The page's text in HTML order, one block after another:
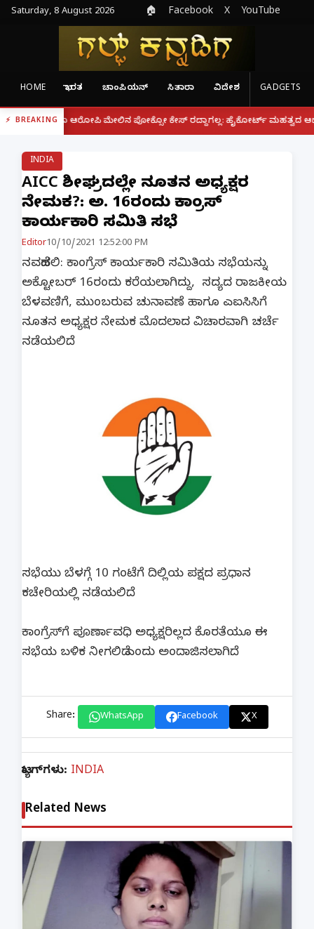
Saturday, 8 August 2026 🏠 Facebook X YouTube
HOME ಭಾರತ ಚಾಂಪಿಯನ್ ಸಿತಾರಾ ವಿದೇಶ GADGETS
BREAKING
ಆರೋಪಿ ಮೇಲಿನ ಪೋಕ್ಸೋ ಕೇಸ್ ರದ್ದಾಗಲ್ಲ: ಹೈಕೋರ್ಟ್ ಮಹತ್ವದ ಆದೇಶ |
INDIA
AICCಗೆ ಶೀಘ್ರದಲ್ಲೇ ನೂತನ ಅಧ್ಯಕ್ಷರ
ನೇಮಕ?: ಅ. 16ರಂದು ಕಾಂಗ್ರೆಸ್
ಕಾರ್ಯಕಾರಿ ಸಮಿತಿ ಸಭೆ
Editor10/10/2021 12:52:00 PM
ನವದೆಹಲಿ: ಕಾಂಗ್ರೆಸ್ ಕಾರ್ಯಕಾರಿ ಸಮಿತಿಯ ಸಭೆಯನ್ನು
ಅಕ್ಟೋಬರ್ 16ರಂದು ಕರೆಯಲಾಗಿದ್ದು, ಸದ್ಯದ ರಾಜಕೀಯ
ಬೆಳವಣಿಗೆ, ಮುಂಬರುವ ಚುನಾವಣೆ ಹಾಗೂ ಎಐಸಿಸಿಗೆ
ನೂತನ ಅಧ್ಯಕ್ಷರ ನೇಮಕ ಮೊದಲಾದ ವಿಚಾರವಾಗಿ ಚರ್ಚೆ‌
ನಡೆಯಲಿದೆ.
ಸಭೆಯು ಬೆಳಗ್ಗೆ 10 ಗಂಟೆಗೆ ದಿಲ್ಲಿಯ ಪಕ್ಷದ ಪ್ರಧಾನ
ಕಚೇರಿಯಲ್ಲಿ ನಡೆಯಲಿದೆ.
ಕಾಂಗ್ರೆಸ್‌ಗೆ ಪೂರ್ಣಾವಧಿ ಅಧ್ಯಕ್ಷರಿಲ್ಲದ ಕೊರತೆಯೂ ಈ
ಸಭೆಯ ಬಳಿಕ ನೀಗಲಿದೆ ಎಂದು ಅಂದಾಜಿಸಲಾಗಿದೆ.
Share: WhatsApp Facebook X
ಟ್ಯಾಗ್‌ಗಳು: INDIA
Related News